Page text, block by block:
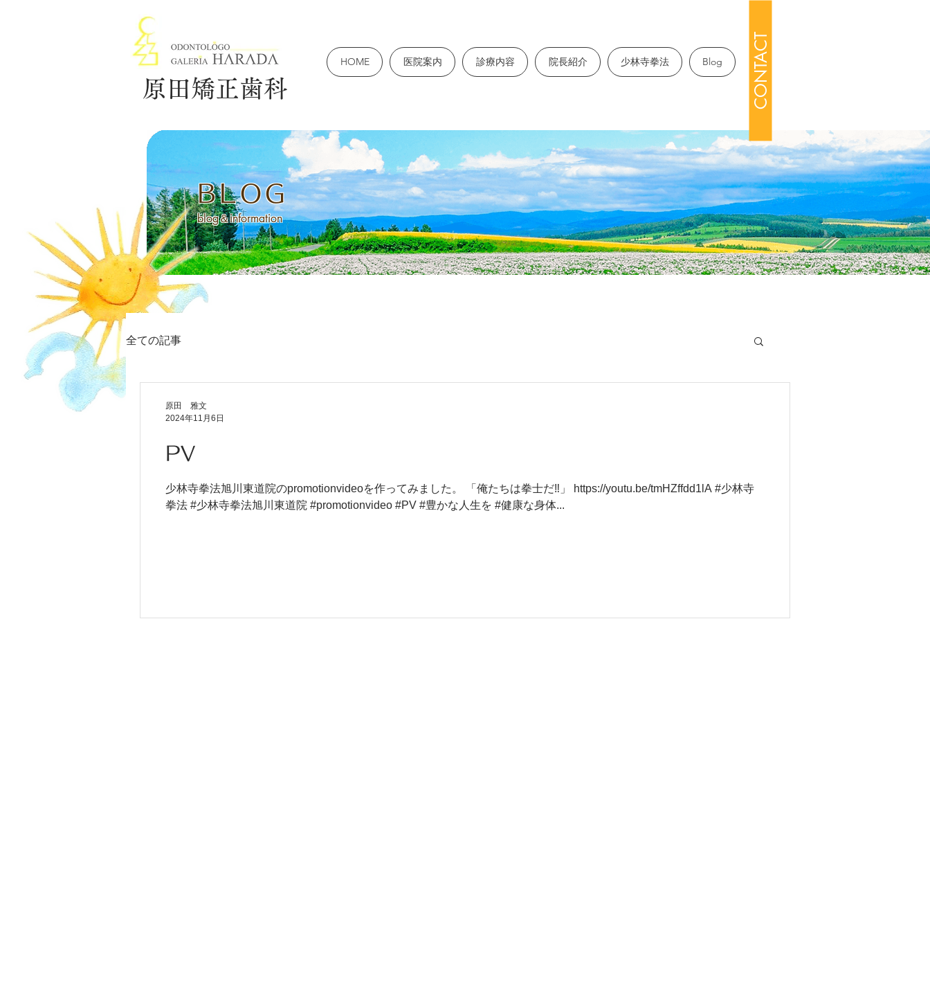
原田矯正歯科 CONTACT
HOME 医院案内 診療内容 院長紹介 少林寺拳法 Blog
BLOG
blog＆information
全ての記事
PV
少林寺拳法旭川東道院のpromotionvideoを作ってみました。 「俺たちは拳士だ‼️」 https://youtu.be/tmHZffdd1lA #少林寺
拳法 #少林寺拳法旭川東道院 #promotionvideo #PV #豊かな人生を #健康な身体...
原田 雅文
2024年11月6日